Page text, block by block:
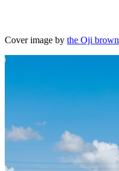
Cover image by the Oji brown